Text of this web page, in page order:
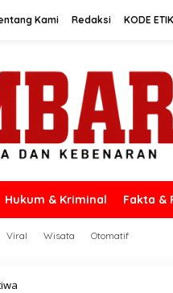
Kami Redaksi KODE ETIK
Hukum & Kriminal Fakta &
Viral Wisata Otomatif